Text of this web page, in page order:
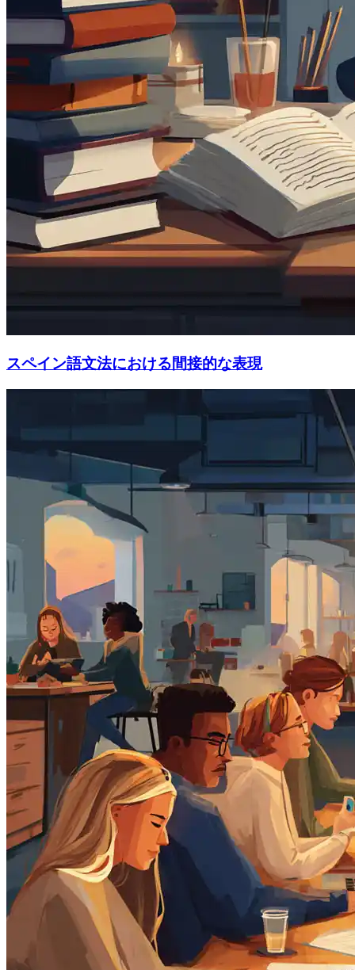
スペイン語文法における間接的な表現